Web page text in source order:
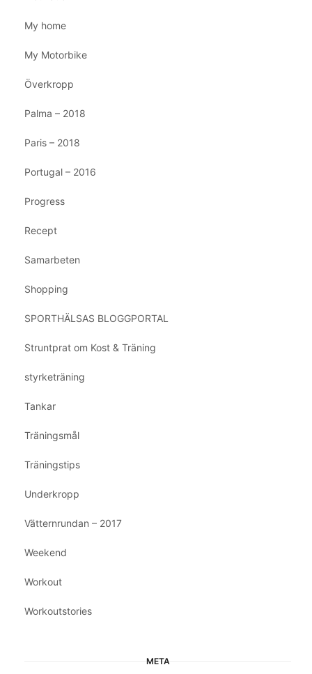
My home
My Motorbike
Överkropp
Palma – 2018
Paris – 2018
Portugal – 2016
Progress
Recept
Samarbeten
Shopping
SPORTHÄLSAS BLOGGPORTAL
Struntprat om Kost & Träning
styrketräning
Tankar
Träningsmål
Träningstips
Underkropp
Vätternrundan – 2017
Weekend
Workout
Workoutstories
META